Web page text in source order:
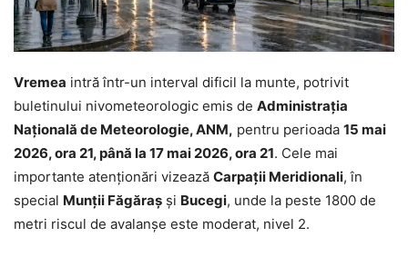
Vremea intră într-un interval dificil la munte, potrivit
buletinului nivometeorologic emis de Administrația
Națională de Meteorologie, ANM, pentru perioada 15 mai
2026, ora 21, până la 17 mai 2026, ora 21. Cele mai
importante atenționări vizează Carpații Meridionali, în
special Munții Făgăraș și Bucegi, unde la peste 1800 de
metri riscul de avalanșe este moderat, nivel 2.